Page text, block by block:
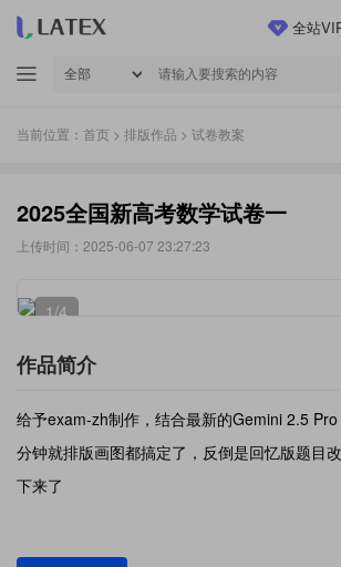
全站
当前位置： 首页 > 排版作品 > 试卷教案
2025全国新高考数学试卷一
上传时间：2025-06-07 23:27:23
1/4
作品简介
给予exam-zh制作，结合最新的Gemini 2.5
分钟就排版画图都搞定了，反倒是回忆版题目
下来了